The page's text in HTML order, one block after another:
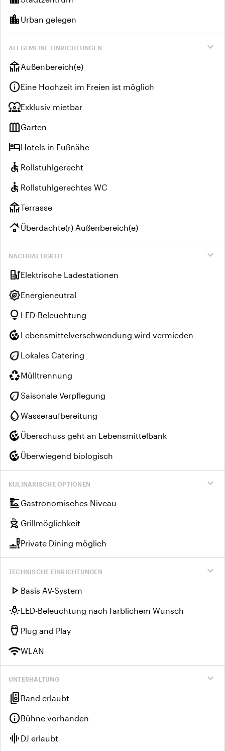
location_city Urban gelegen
expand_more
ALLGEMEINE EINRICHTUNGEN
deckAußenbereich(e)
infoEine Hochzeit im Freien ist möglich
diversity_1Exklusiv mietbar
outdoor_gardenGarten
hotelHotels in Fußnähe
accessible Rollstuhlgerecht
accessible Rollstuhlgerechtes WC
deckTerrasse
roofingÜberdachte(r) Außenbereich(e)
expand_more
NACHHALTIGKEIT
ev_chargerElektrische Ladestationen
energy_program_savingEnergieneutral
lightbulb LED-Beleuchtung
compost Lebensmittelverschwendung wird vermieden
eco Lokales Catering
recyclingMülltrennung
eco Saisonale Verpflegung
water_drop Wasseraufbereitung
compost Überschuss geht an Lebensmittelbank
compost Überwiegend biologisch
expand_more
KULINARISCHE OPTIONEN
dinner_diningGastronomisches Niveau
outdoor_grill Grillmöglichkeit
brunch_diningPrivate Dining möglich
expand_more
TECHNISCHE EINRICHTUNGEN
play_arrow Basis AV-System
wb_incandescentLED-Beleuchtung nach farblichem Wunsch
settings_input_hdmi Plug and Play
wifiWLAN
expand_more
UNTERHALTUNG
speaker_group Band erlaubt
infoBühne vorhanden
graphic_eq DJ erlaubt